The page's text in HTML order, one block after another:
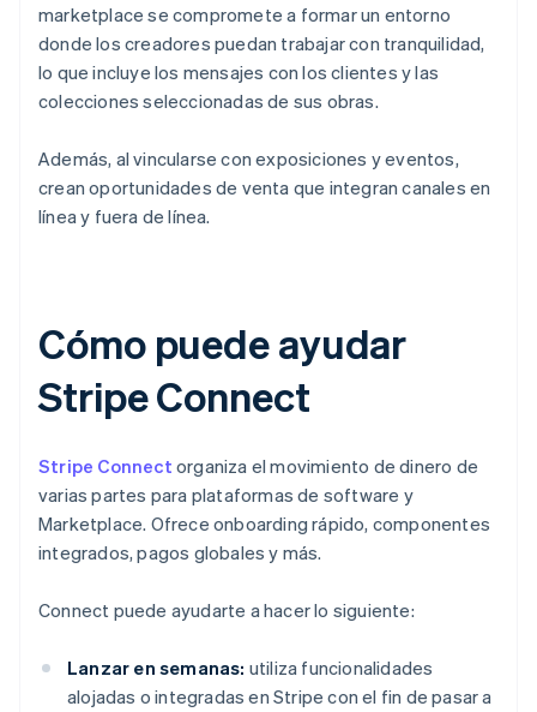
marketplace se compromete a formar un entorno
donde los creadores puedan trabajar con tranquilidad,
lo que incluye los mensajes con los clientes y las
colecciones seleccionadas de sus obras.
Además, al vincularse con exposiciones y eventos,
crean oportunidades de venta que integran canales en
línea y fuera de línea.
Cómo puede ayudar
Stripe Connect
Stripe Connect organiza el movimiento de dinero de
varias partes para plataformas de software y
Marketplace. Ofrece onboarding rápido, componentes
integrados, pagos globales y más.
Connect puede ayudarte a hacer lo siguiente:
Lanzar en semanas: utiliza funcionalidades
alojadas o integradas en Stripe con el fin de pasar a